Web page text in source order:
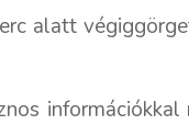
alatt